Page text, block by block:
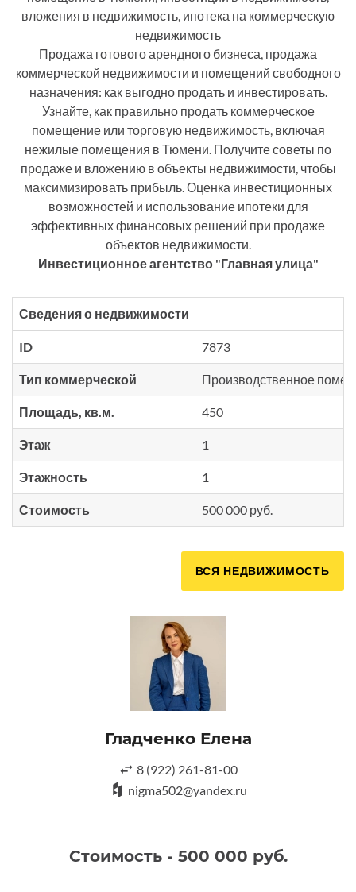
вложения в недвижимость, ипотека на коммерческую
недвижимость
Продажа готового арендного бизнеса, продажа
коммерческой недвижимости и помещений свободного
назначения: как выгодно продать и инвестировать.
Узнайте, как правильно продать коммерческое
помещение или торговую недвижимость, включая
нежилые помещения в Тюмени. Получите советы по
продаже и вложению в объекты недвижимости, чтобы
максимизировать прибыль. Оценка инвестиционных
возможностей и использование ипотеки для
эффективных финансовых решений при продаже
объектов недвижимости.
Инвестиционное агентство "Главная улица"
Сведения о недвижимости
ID 7873
Тип коммерческой Производственное
Площадь, кв.м. 450
Этаж 1
Этажность 1
Стоимость 500 000 руб.
ВСЯ НЕДВИЖИМОСТЬ
Гладченко Елена
8 (922) 261-81-00
nigma502@yandex.ru
Стоимость - 500 000 руб.